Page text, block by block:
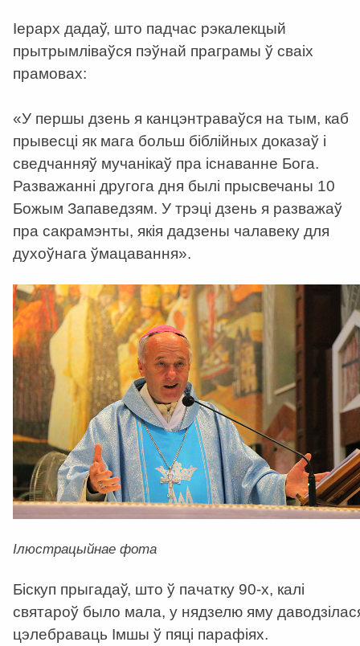
Іерарх дадаў, што падчас рэкалекцый
прытрымліваўся пэўнай праграмы ў сваіх
прамовах:
«У першы дзень я канцэнтраваўся на тым, каб
прывесці як мага больш біблійных доказаў і
сведчанняў мучанікаў пра існаванне Бога.
Разважанні другога дня былі прысвечаны 10
Божым Запаведзям. У трэці дзень я разважаў
пра сакрамэнты, якія дадзены чалавеку для
духоўнага ўмацавання».
Ілюстрацыйнае фота
Біскуп прыгадаў, што ў пачатку 90-х, калі
святароў было мала, у нядзелю яму
цэлебраваць Імшы ў пяці парафіях.